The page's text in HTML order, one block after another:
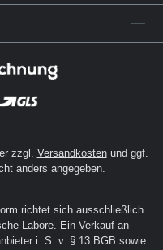
zzgl. Versandkostenund ggf.
anders angegeben.
richtet sich ausschließlich
Labore. Ein Verkauf an
i. S. v. § 13 BGB sowie